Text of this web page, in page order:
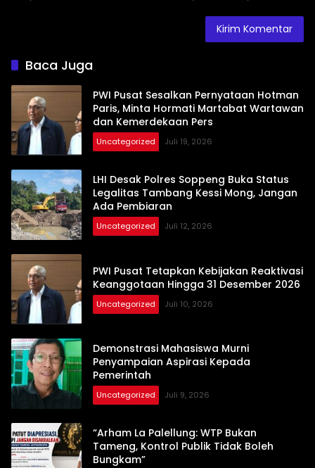
Baca Juga
PWI Pusat Sesalkan Pernyataan Hotman
Paris, Minta Hormati Martabat Wartawan
dan Kemerdekaan Pers
Uncategorized Juli 19, 2026
LHI Desak Polres Soppeng Buka Status
Legalitas Tambang Kessi Mong, Jangan
Ada Pembiaran
Uncategorized Juli 12, 2026
PWI Pusat Tetapkan Kebijakan Reaktivasi
Keanggotaan Hingga 31 Desember 2026
Uncategorized Juli 10, 2026
Demonstrasi Mahasiswa Murni
Penyampaian Aspirasi Kepada
Pemerintah
Uncategorized Juli 9, 2026
“Arham La Palellung: WTP Bukan
Tameng, Kontrol Publik Tidak Boleh
Bungkam”